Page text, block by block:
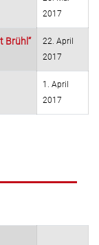
2017
Brühl“
22. April
2017
1. April
2017